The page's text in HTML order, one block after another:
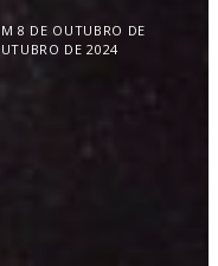
8 DE OUTUBRO DE
DE 2024